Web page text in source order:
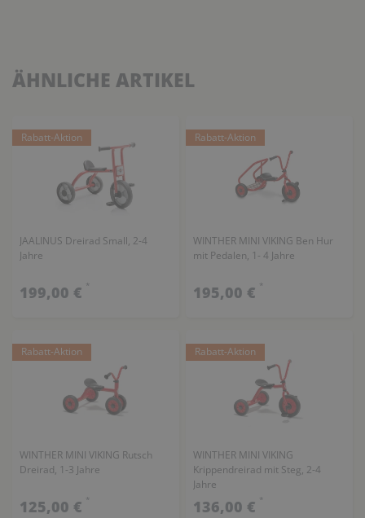
ÄHNLICHE ARTIKEL
Rabatt-Aktion
JAALINUS Dreirad Small, 2-4
Jahre
199,00 € *
Rabatt-Aktion
WINTHER MINI VIKING Ben Hur
mit Pedalen, 1- 4 Jahre
195,00 € *
Rabatt-Aktion
WINTHER MINI VIKING Rutsch
Dreirad, 1-3 Jahre
125,00 € *
Rabatt-Aktion
WINTHER MINI VIKING
Krippendreirad mit Steg, 2-4
Jahre
136,00 € *